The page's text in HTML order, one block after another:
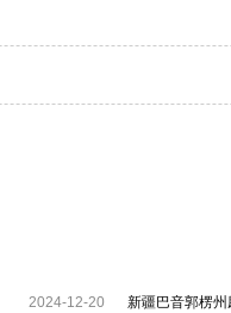
2024-12-20 新疆巴音郭楞